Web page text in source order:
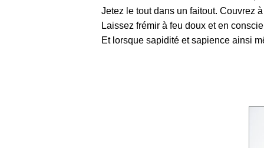
Jetez le tout dans un faitout. Couvrez à
Laissez frémir à feu doux et en
Et lorsque sapidité et sapience ainsi